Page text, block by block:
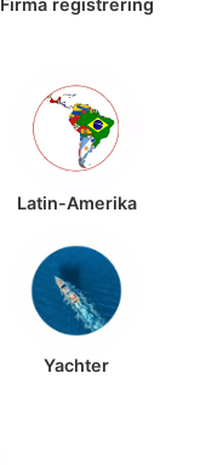
Latin-Amerika
Yachter